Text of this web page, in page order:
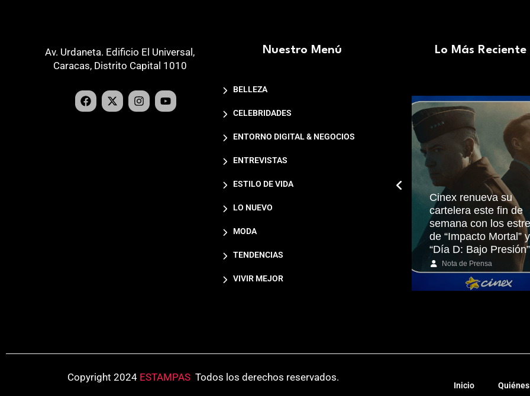
Av. Urdaneta. Edificio El Universal,
Caracas, Distrito Capital 1010
Nuestro Menú
BELLEZA
CELEBRIDADES
ENTORNO DIGITAL & NEGOCIOS
ENTREVISTAS
ESTILO DE VIDA
LO NUEVO
MODA
TENDENCIAS
VIVIR MEJOR
Lo Más Reciente
jengibre diario
Cinex renueva su
cartelera este fin de
semana con los
de “Impacto Mortal” y
“Día D: Bajo Presión”
Nota de Prensa
Copyright 2024 ESTAMPAS Todos los derechos reservados.
Inicio